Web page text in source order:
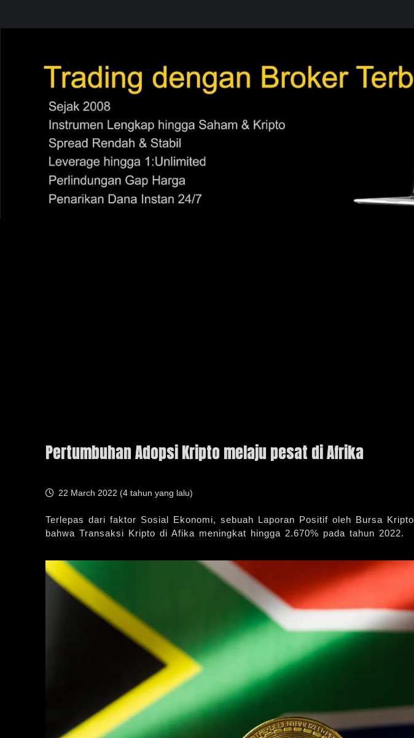
Pertumbuhan Adopsi Kripto melaju pesat di Afrika
22 March 2022 (4 tahun yang lalu)
Terlepas dari faktor Sosial Ekonomi, sebuah Laporan Positif oleh Bursa Kripto
bahwa Transaksi Kripto di Afika meningkat hingga 2.670% pada tahun 2022.